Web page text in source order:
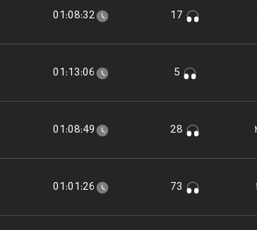
01:08:32
01:13:06
01:08:49
01:01:26